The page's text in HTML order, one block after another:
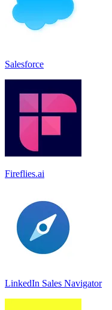
Salesforce
Fireflies.ai
LinkedIn Sales Navigato‪r